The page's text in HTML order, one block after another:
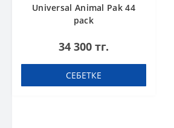
Universal Animal Pak 44
pack
34 300 тг.
СЕБЕТКЕ